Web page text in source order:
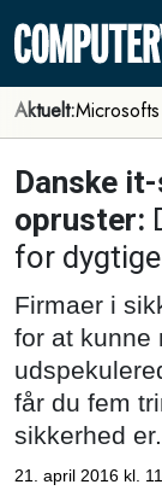
Aktuelt:
Danske
opruster:
for dygtige
Firmaer i
for at kunne
får du fem
sikkerhed er.
21. april 2016 kl.